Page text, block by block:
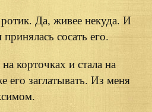
Да, живее некуда. И
сосать его.
корточках и стала на
его заглатывать. Из меня